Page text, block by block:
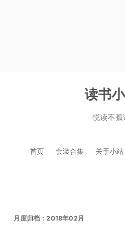
读书
悦读不孤
首页 套装合集 关于小站
月度归档：2018年02月